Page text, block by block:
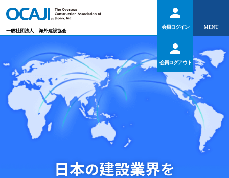
一般社団法人 海外建設協会
会員ログイン
会員ログアウト
日本の建設業界を